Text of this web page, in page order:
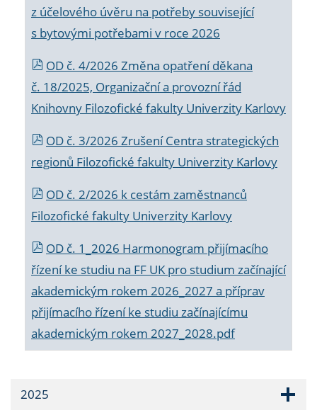
z účelového úvěru na potřeby související
s bytovými potřebami v roce 2026
OD č. 4/2026 Změna opatření děkana
č. 18/2025, Organizační a provozní řád
Knihovny Filozofické fakulty Univerzity Karlovy
OD č. 3/2026 Zrušení Centra strategických
regionů Filozofické fakulty Univerzity Karlovy
OD č. 2/2026 k cestám zaměstnanců
Filozofické fakulty Univerzity Karlovy
OD č. 1_2026 Harmonogram přijímacího
řízení ke studiu na FF UK pro studium začínající
akademickým rokem 2026_2027 a příprav
přijímacího řízení ke studiu začínajícímu
akademickým rokem 2027_2028.pdf
2025